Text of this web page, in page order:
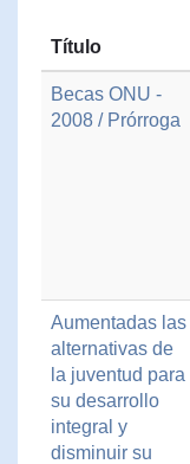
Título
Becas ONU -
2008 / Prórroga
Aumentadas las
alternativas de
la juventud para
su desarrollo
integral y
disminuir su